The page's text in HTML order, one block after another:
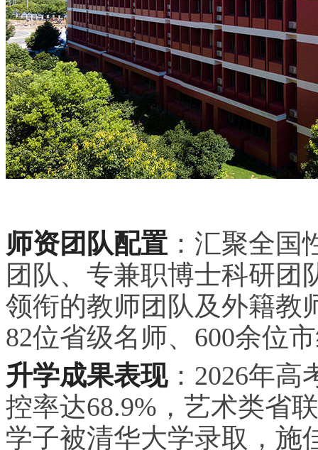
师资团队配置 ：汇聚全
团队、专兼职博士科研团
领衔的教师团队及外籍教
82位省级名师、600余位
升学成果表现：2026年高
控率达68.9%，艺术类省
学子被清华大学录取，施